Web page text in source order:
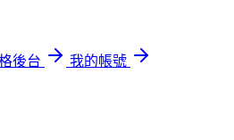
後台
我的帳號